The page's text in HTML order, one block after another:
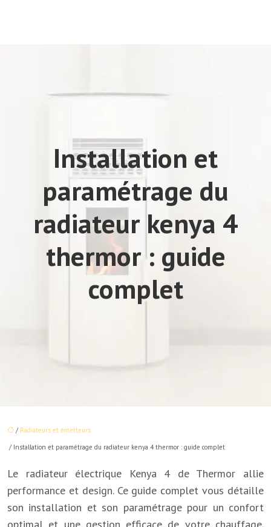
Installation et
paramétrage du
radiateur kenya 4
thermor : guide
complet
/ Radiateurs et émetteurs
/ Installation et paramétrage du radiateur kenya 4 thermor : guide complet
Le radiateur électrique Kenya 4 de Thermor allie
performance et design. Ce guide complet vous détaille
son installation et son paramétrage pour un confort